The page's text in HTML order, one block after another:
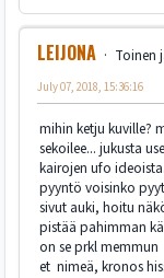
LEIJONA
Toinen
July 07, 2018, 15:36:16
mihin ketju kuville?
sekoilee... jukusta
kairojen ufo
pyyntö voisinko
sivut auki, hoitu
pistää pahimman
on se prkl
et nimeä, kronos